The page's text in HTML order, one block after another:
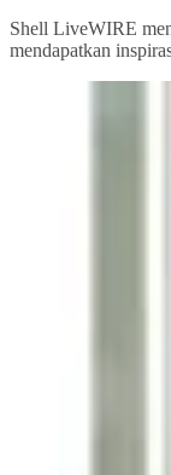
Shell LiveWIRE
mendapatkan